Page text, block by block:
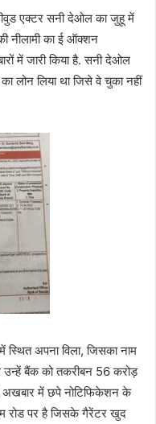
एक्टर सनी देओल का जुहू में
नीलामी का ई ऑक्शन
में जारी किया है. सनी देओल
लोन लिया था जिसे वे चुका नहीं
अपना विला, जिसका नाम
उन्हें बैंक को तकरीबन 56 करोड़
में छपे नोटिफिकेशन के
रोड पर है जिसके गैरेंटर खुद